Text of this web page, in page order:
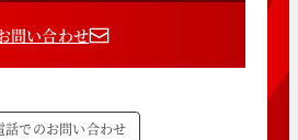
問い合わせ
話でのお問い合わせ